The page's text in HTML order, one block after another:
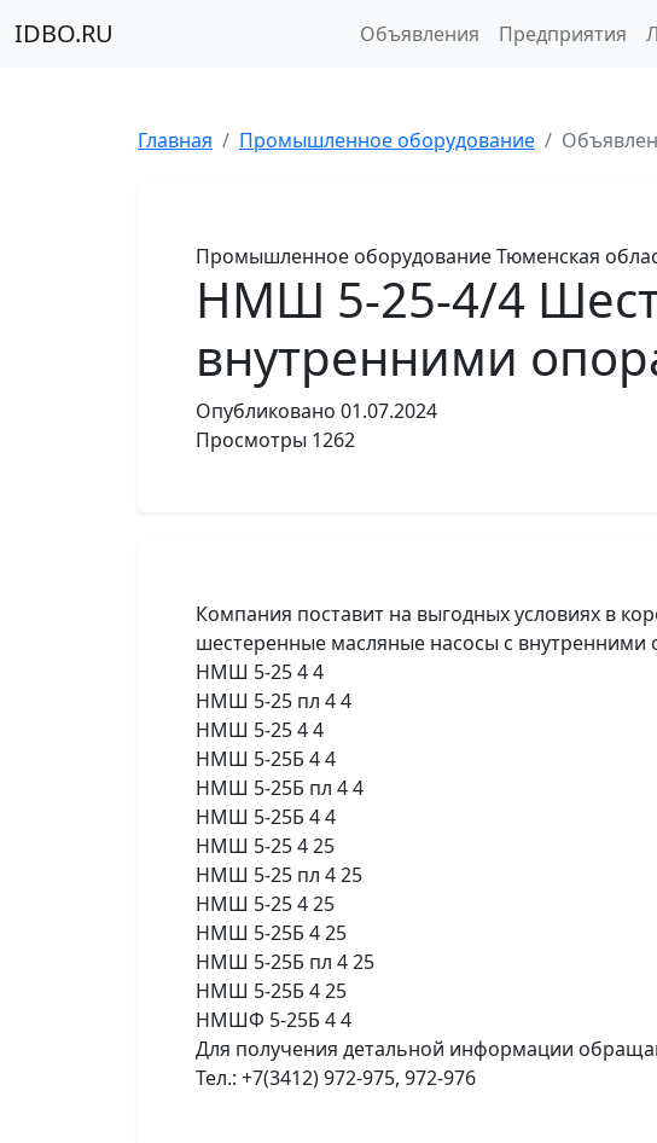
IDBO.RU Объявления Предприятия
Главная Промышленное оборудование
Промышленное оборудованиеТюменская
НМШ 5-25-4/4
внутренними
Опубликовано 01.07.2024
Просмотры 1262
Компания поставит на выгодных условиях в
шестеренные масляные насосы с внутренними
НМШ 5-25 4 4
НМШ 5-25 пл 4 4
НМШ 5-25 4 4
НМШ 5-25Б 4 4
НМШ 5-25Б пл 4 4
НМШ 5-25Б 4 4
НМШ 5-25 4 25
НМШ 5-25 пл 4 25
НМШ 5-25 4 25
НМШ 5-25Б 4 25
НМШ 5-25Б пл 4 25
НМШ 5-25Б 4 25
НМШФ 5-25Б 4 4
Для получения детальной информации
Тел.: +7(3412) 972-975, 972-976